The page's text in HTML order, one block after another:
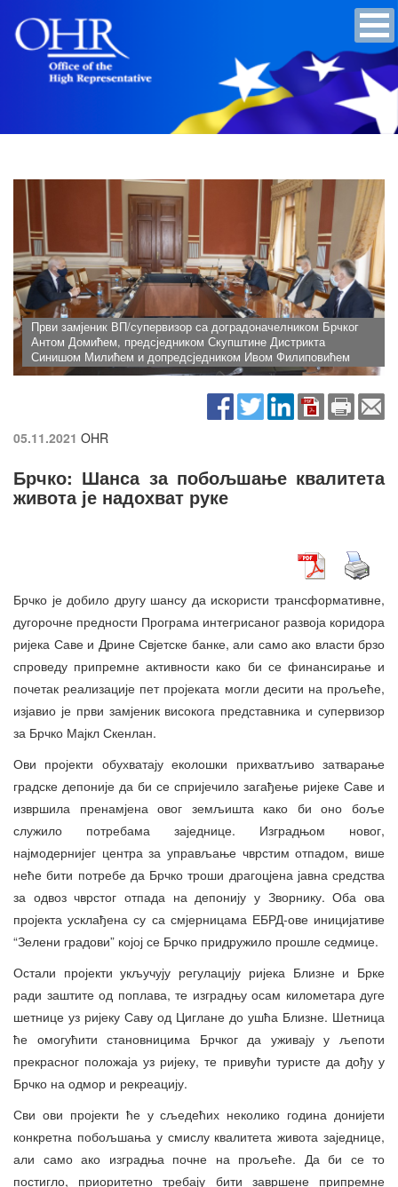
Први замјеник ВП/супервизор са доградоначелником Брчког
Антом Домићем, предсједником Скупштине Дистрикта
Синишом Милићем и допредсједником Ивом Филиповићем
05.11.2021 OHR
Брчко: Шанса за побољшање квалитета
живота је надохват руке
Брчко је добило другу шансу да искористи трансформативне,
дугорочне предности Програма интегрисаног развоја коридора
ријека Саве и Дрине Свјетске банке, али само ако власти брзо
спроведу припремне активности како би се финансирање и
почетак реализације пет пројеката могли десити на прољеће,
изјавио је први замјеник високога представника и супервизор
за Брчко Мајкл Скенлан.
Ови пројекти обухватају еколошки прихватљиво затварање
градске депоније да би се спријечило загађење ријеке Саве и
извршила пренамјена овог земљишта како би оно боље
служило потребама заједнице. Изградњом новог,
најмодернијег центра за управљање чврстим отпадом, више
неће бити потребе да Брчко троши драгоцјена јавна средства
за одвоз чврстог отпада на депонију у Зворнику. Оба ова
пројекта усклађена су са смјерницама ЕБРД-ове иницијативе
“Зелени градови” којој се Брчко придружило прошле седмице.
Остали пројекти укључују регулацију ријека Близне и Брке
ради заштите од поплава, те изградњу осам километара дуге
шетнице уз ријеку Саву од Циглане до ушћа Близне. Шетница
ће омогућити становницима Брчког да уживају у љепоти
прекрасног положаја уз ријеку, те привући туристе да дођу у
Брчко на одмор и рекреацију.
Сви ови пројекти ће у сљедећих неколико година донијети
конкретна побољшања у смислу квалитета живота заједнице,
али само ако изградња почне на прољеће. Да би се то
постигло, приоритетно требају бити завршене припремне